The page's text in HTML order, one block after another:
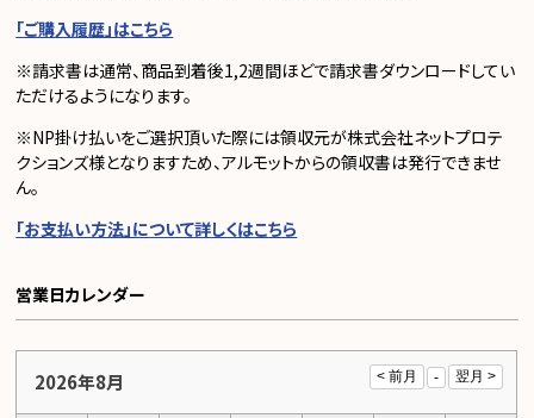
「ご購入履歴」はこちら
※請求書は通常、商品到着後1,2週間ほどで請求書ダウンロードしてい
ただけるようになります。
※NP掛け払いをご選択頂いた際には領収元が株式会社ネットプロテ
クションズ様となりますため、アルモットからの領収書は発行できませ
ん。
「お支払い方法」について詳しくはこちら
営業日カレンダー
2026年8月